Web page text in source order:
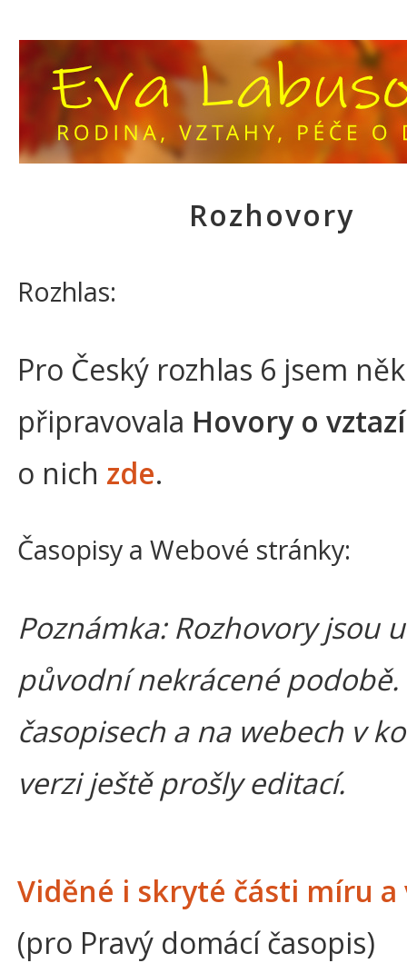
Rozhovory
Rozhlas:
Pro Český rozhlas 6 jsem
připravovala Hovory o
o nich zde.
Časopisy a Webové stránky:
Poznámka: Rozhovory jsou
původní nekrácené podobě.
časopisech a na webech v
verzi ještě prošly editací.
Viděné i skryté části míru a
(pro Pravý domácí časopis)